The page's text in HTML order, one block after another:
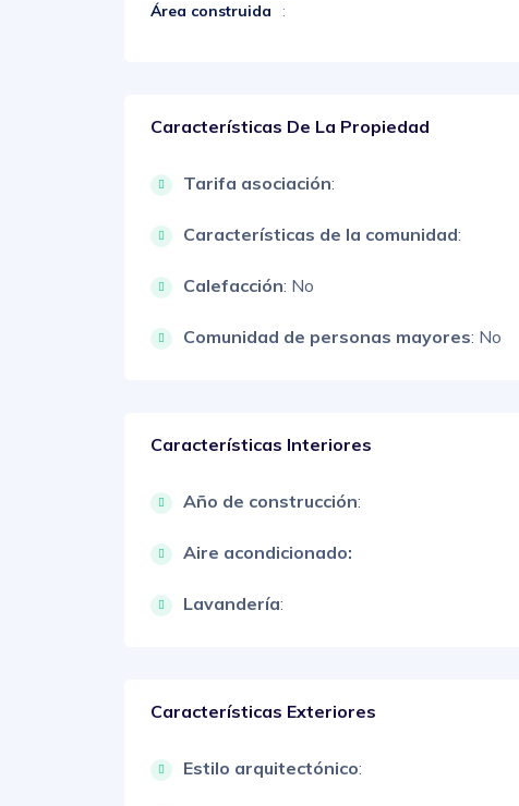
Área construida :
Características De La Propiedad
Tarifa asociación:
Características de la comunidad:
Calefacción: No
Comunidad de personas mayores: No
Características Interiores
Año de construcción:
Aire acondicionado:
Lavandería:
Características Exteriores
Estilo arquitectónico: